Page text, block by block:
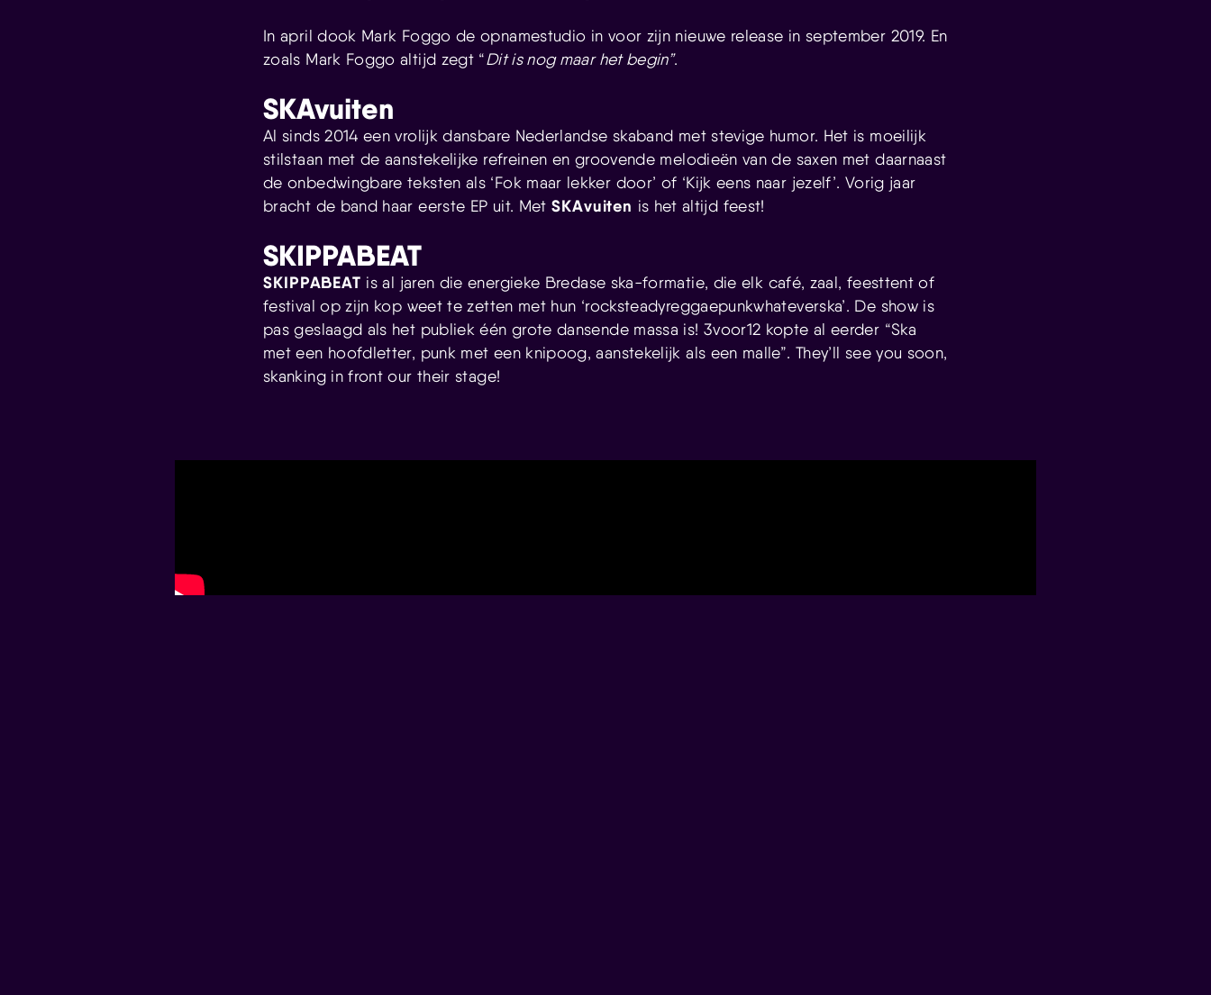
In april dook Mark Foggo de opnamestudio in voor zijn nieuwe release in september 2019. En
zoals Mark Foggo altijd zegt “Dit is nog maar het begin”.
SKAvuiten
Al sinds 2014 een vrolijk dansbare Nederlandse skaband met stevige humor. Het is moeilijk
stilstaan met de aanstekelijke refreinen en groovende melodieën van de saxen met daarnaast
de onbedwingbare teksten als ‘Fok maar lekker door’ of ‘Kijk eens naar jezelf’. Vorig jaar
bracht de band haar eerste EP uit. MetSKAvuiten is het altijd feest!
SKIPPABEAT
SKIPPABEAT is al jaren die energieke Bredase ska-formatie, die elk café, zaal, feesttent of
festival op zijn kop weet te zetten met hun ‘rocksteadyreggaepunkwhateverska’. De show is
pas geslaagd als het publiek één grote dansende massa is! 3voor12 kopte al eerder “Ska
met een hoofdletter, punk met een knipoog, aanstekelijk als een malle”. They’ll see you soon,
skanking in front our their stage!